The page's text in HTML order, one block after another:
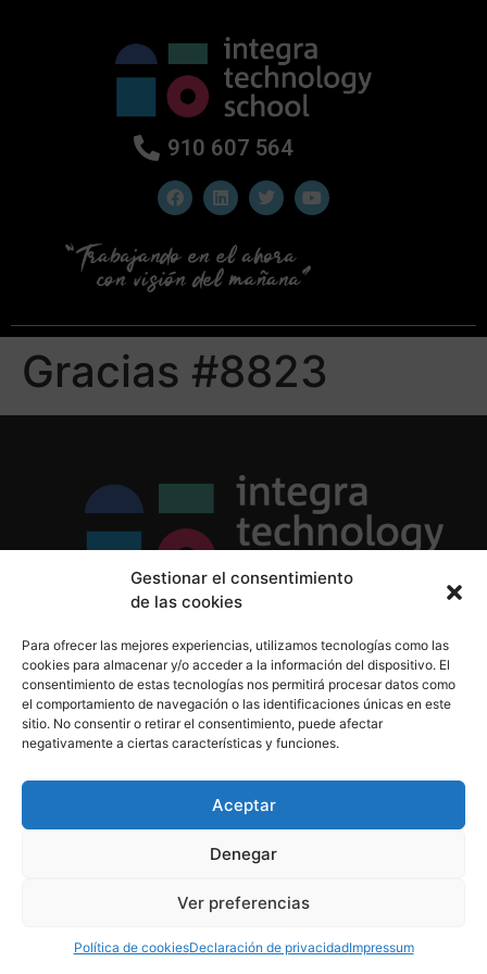
Gestionar el consentimiento
de las cookies
Para ofrecer las mejores experiencias, utilizamos tecnologías como las
cookies para almacenar y/o acceder a la información del dispositivo. El
consentimiento de estas tecnologías nos permitirá procesar datos como
el comportamiento de navegación o las identificaciones únicas en este
sitio. No consentir o retirar el consentimiento, puede afectar
negativamente a ciertas características y funciones.
Aceptar
Denegar
Ver preferencias
Política de cookiesDeclaración de privacidadImpressum
910 607 564
Gracias #8823
Política de Cookies
Aviso Legal
910 607 564
derechos reservados